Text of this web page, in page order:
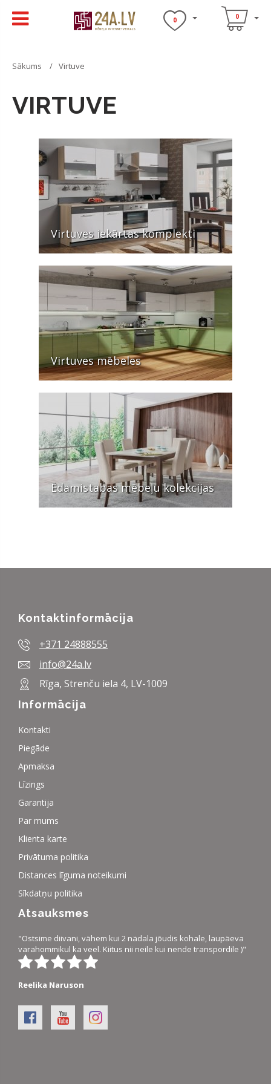
0 0
Sākums Virtuve
VIRTUVE
Virtuves iekārtas komplekti
Virtuves mēbeles
Ēdamistabas mēbeļu kolekcijas
Kontaktinformācija
+371 24888555
info@24a.lv
Rīga, Strenču iela 4, LV-1009
Informācija
Kontakti
Piegāde
Apmaksa
Līzings
Garantija
Par mums
Klienta karte
Privātuma politika
Distances līguma noteikumi
Sīkdatņu politika
Atsauksmes
"Ostsime diivani, vähem kui 2 nädala jõudis kohale, laupäeva
varahommikul ka veel. Kiitus nii neile kui nende transpordile )"
Reelika Naruson